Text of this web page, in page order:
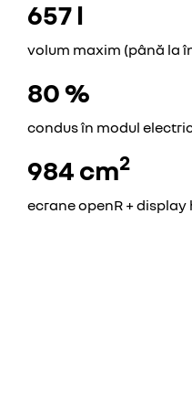
657 l
volum maxim (până la
80 %
condus în modul
984 cm2
ecrane openR + display